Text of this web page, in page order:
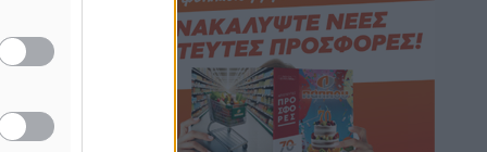
Αθλητικά• πριν 44 λεπτά
Ιάλυσος Β’: Νωρίς νωρίς μπήκαν στα
βάσανα της προετοιμασίας
Αθλητικά• πριν 45 λεπτά